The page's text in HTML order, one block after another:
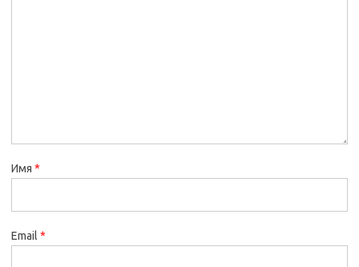
Имя *
Email *